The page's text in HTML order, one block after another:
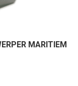
MARITIEM